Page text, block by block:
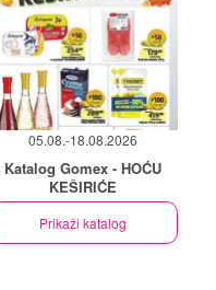
05.08.-18.08.2026
Katalog Gomex - HOĆU
KEŠIRIĆE
Prikaži katalog